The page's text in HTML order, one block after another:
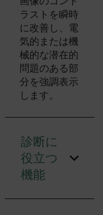
ラストを瞬時
に改善し、電
気的または機
械的な潜在的
問題のある部
分を強調表示
します。
診断に
役立つ
機能